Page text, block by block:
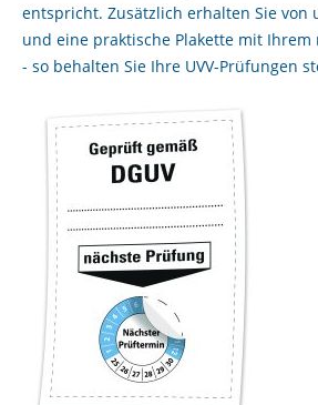
entspricht. Zusätzlich erhalten Sie von
und eine praktische Plakette mit
- so behalten Sie Ihre UVV-Prüfungen